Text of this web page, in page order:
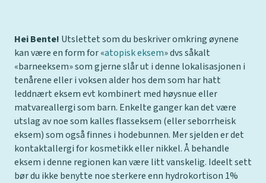
Hei Bente! Utslettet som du beskriver omkring øynene
kan være en form for «atopisk eksem» dvs såkalt
«barneeksem» som gjerne slår ut i denne lokalisasjonen i
tenårene eller i voksen alder hos dem som har hatt
leddnært eksem evt kombinert med høysnue eller
matvareallergi som barn. Enkelte ganger kan det være
utslag av noe som kalles flasseksem (eller seborrheisk
eksem) som også finnes i hodebunnen. Mer sjelden er det
kontaktallergi for kosmetikk eller nikkel. Å behandle
eksem i denne regionen kan være litt vanskelig. Ideelt sett
bør du ikke benytte noe sterkere enn hydrokortison 1%